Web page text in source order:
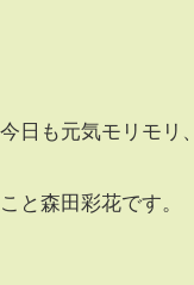
日も元気モリモリ、
と森田彩花です。